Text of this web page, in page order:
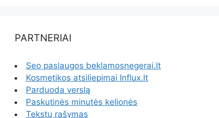
PARTNERIAI
Seo paslaugos beklamosnegerai.lt
Kosmetikos atsiliepimai Influx.lt
Parduoda verslą
Paskutinės minutės kelionės
Tekstų rašymas